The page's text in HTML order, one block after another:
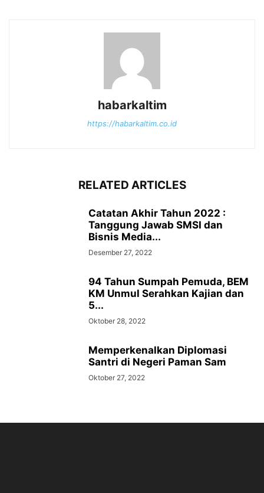
habarkaltim
https://habarkaltim.co.id
RELATED ARTICLES
Catatan Akhir Tahun 2022 :
Tanggung Jawab SMSI dan
Bisnis Media...
Desember 27, 2022
94 Tahun Sumpah Pemuda, BEM
KM Unmul Serahkan Kajian dan
5...
Oktober 28, 2022
Memperkenalkan Diplomasi
Santri di Negeri Paman Sam
Oktober 27, 2022